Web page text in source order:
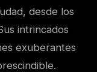
desde los
intrincados
exuberantes